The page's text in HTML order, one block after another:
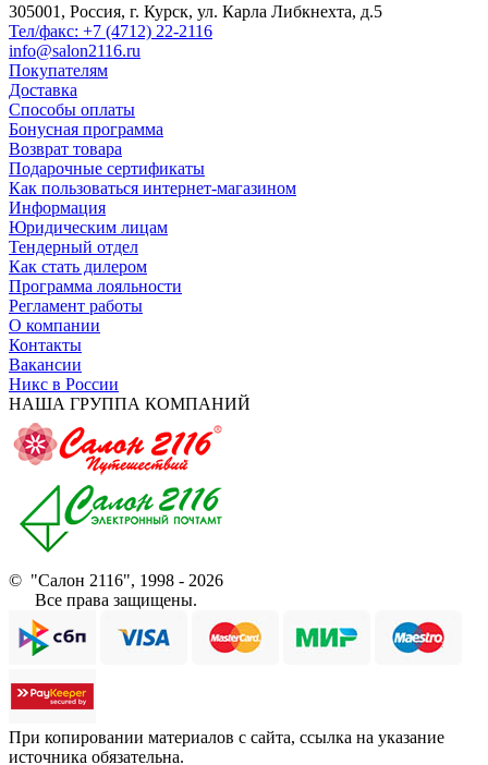
305001, Россия, г. Курск, ул. Карла Либкнехта, д.5
Тел/факс: +7 (4712) 22-2116
info@salon2116.ru
Покупателям
Доставка
Способы оплаты
Бонусная программа
Возврат товара
Подарочные сертификаты
Как пользоваться интернет-магазином
Информация
Юридическим лицам
Тендерный отдел
Как стать дилером
Программа лояльности
Регламент работы
О компании
Контакты
Вакансии
Никс в России
НАША ГРУППА КОМПАНИЙ
© "Салон 2116", 1998 - 2026
Все права защищены.
При копировании материалов с сайта, ссылка на указание
источника обязательна.